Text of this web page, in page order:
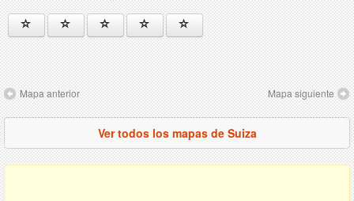
Mapa anterior Mapa siguiente
Ver todos los mapas de Suiza